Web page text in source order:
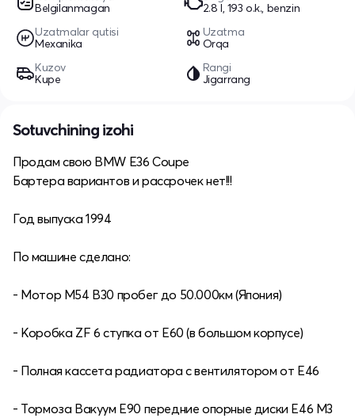
Belgilanmagan
2.8 l, 193 o.k., benzin
Uzatmalar qutisi
Mexanika
Uzatma
Orqa
Kuzov
Kupe
Rangi
Jigarrang
Sotuvchining izohi
Продам свою BMW E36 Coupe
Бартера вариантов и рассрочек нет!!!
Год выпуска 1994
По машине сделано:
- Мотор М54 В30 пробег до 50.000км (Япония)
- Коробка ZF 6 ступка от Е60 (в большом корпусе)
- Полная кассета радиатора с вентилятором от Е46
- Тормоза Вакуум Е90 передние опорные диски Е46 М3